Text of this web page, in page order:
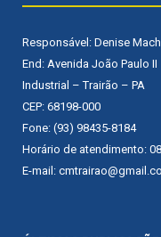
Responsável: Denise
End: Avenida João Paulo II
Industrial – Trairão – PA
CEP: 68198-000
Fone: (93) 98435-8184
Horário de atendimento:
E-mail: